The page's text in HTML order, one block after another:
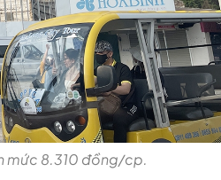
mức 8.310 đồng/cp.